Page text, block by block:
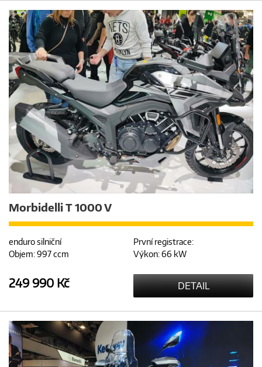
Morbidelli T 1000 V
enduro silniční
První registrace:
Objem: 997 ccm
Výkon: 66 kW
249 990 Kč DETAIL